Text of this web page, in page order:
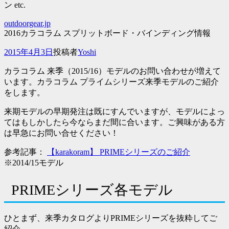
ン etc.
outdoorgear.jp
2016カラコラム スプリットボード・バインディング情報
投
日
2015年4月3日 投稿者Yoshi
カラコラム 来季（2015/16）モデルのお問い合わせが増えて
います。カラコラム プライムシリーズ来季モデルのご紹介
をします。
来期モデルの早期発注は既にすんでいますが、モデルによっ
てはもしかしたら今ならまだ間に合います。ご興味がある方
は早急にお問い合せください！
参考記事：
【karakoram】 PRIMEシリーズのご紹介
※2014/15モデル
PRIMEシリーズ各モデル
ひとまず、来季カタログよりPRIMEシリーズを抜粋してご